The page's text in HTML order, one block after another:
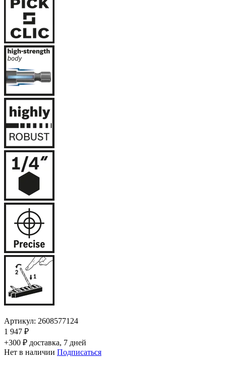
Артикул: 2608577124
1 947 ₽
+300 ₽ доставка, 7 дней
Нет в наличии Подписаться